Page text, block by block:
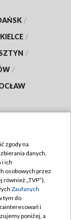
/
KIELCE /
/
/
zgody na
danych,
i ich
osobowych przez
również „TVP”),
Zaufanych
tym do
i
poniżej, a